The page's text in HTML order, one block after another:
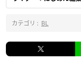
カテゴリ : BL